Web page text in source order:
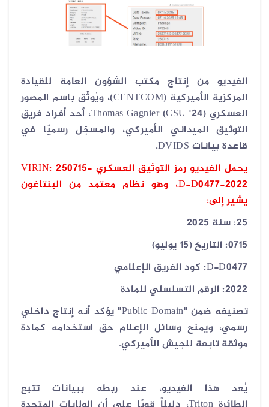
الفيديو من إنتاج مكتب الشؤون العامة للقيادة
المركزية الأميركية (CENTCOM)
، ويُوثّق باسم المصور
العسكري
، أحد أفراد فريق
التوثيق الميداني الأميركي، والمسجّل رسميًا في
قاعدة بيانات
يحمل الفيديو رمز التوثيق العسكري VIRIN: 250715-
D-D0477-2022، وهو نظام معتمد من البنتاغون
يشير إلى:
25: سنة 2025
0715: التاريخ (15 يوليو)
D-D0477: كود الفريق الإعلامي
2022: الرقم التسلسلي للمادة
تصنيفه ضمن "Public Domain"
يؤكد أنه إنتاج داخلي
رسمي، ويمنح وسائل الإعلام حق استخدامه كمادة
موثقة تابعة للجيش الأميركي.
يُعد هذا الفيديو، عند ربطه ببيانات تتبع